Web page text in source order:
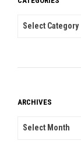
CATEGORIES
ARCHIVES
ARCHIVES